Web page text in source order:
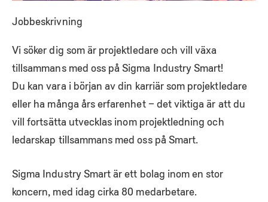
Jobbeskrivning
Vi söker dig som är projektledare och vill växa
tillsammans med oss på Sigma Industry Smart!
Du kan vara i början av din karriär som projektledare
eller ha många års erfarenhet – det viktiga är att du
vill fortsätta utvecklas inom projektledning och
ledarskap tillsammans med oss på Smart.
Sigma Industry Smart är ett bolag inom en stor
koncern, med idag cirka 80 medarbetare.